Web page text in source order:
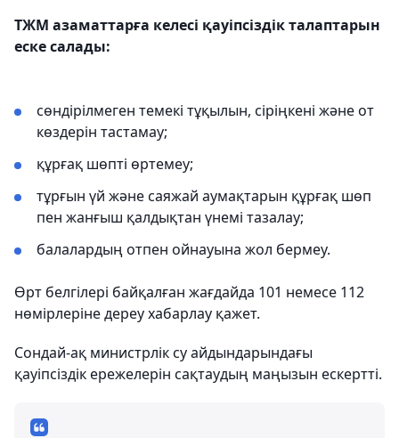
ТЖМ азаматтарға келесі қауіпсіздік талаптарын
еске салады:
сөндірілмеген темекі тұқылын, сіріңкені және от
көздерін тастамау;
құрғақ шөпті өртемеу;
тұрғын үй және саяжай аумақтарын құрғақ шөп
пен жанғыш қалдықтан үнемі тазалау;
балалардың отпен ойнауына жол бермеу.
Өрт белгілері байқалған жағдайда 101 немесе 112
нөмірлеріне дереу хабарлау қажет.
Сондай-ақ министрлік су айдындарындағы
қауіпсіздік ережелерін сақтаудың маңызын ескертті.